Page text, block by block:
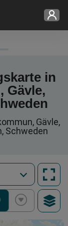
in
Gävle,
Gävle,
Schweden